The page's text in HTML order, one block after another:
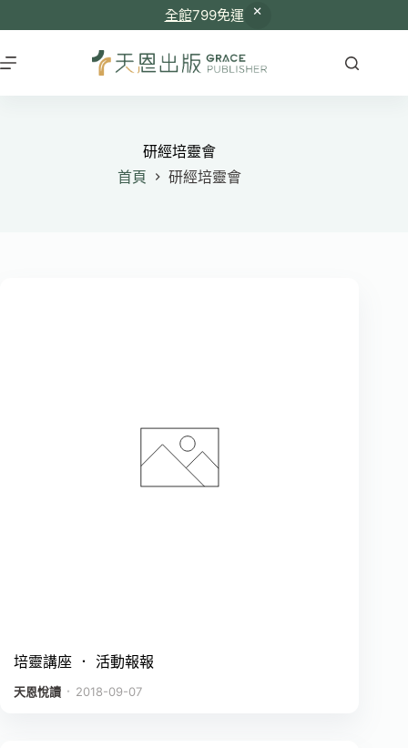
全館799免運
至
主
研經培靈會
首頁
研經培靈會
培靈講座 ． 活動報報
天恩悅讀 ． 2018-09-07